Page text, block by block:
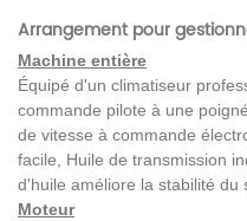
Arrangement pour
Machine entière
Équipé d'un climatiseur
commande pilote à une
de vitesse à commande
facile, Huile de transmission
d'huile améliore la stabilité du
Moteur